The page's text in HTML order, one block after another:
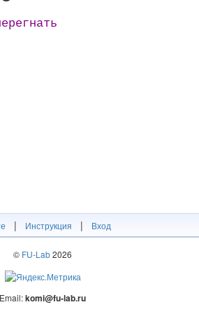
| Инструкция | Вход
© FU-Lab2026
Email:komi@fu-lab.ru